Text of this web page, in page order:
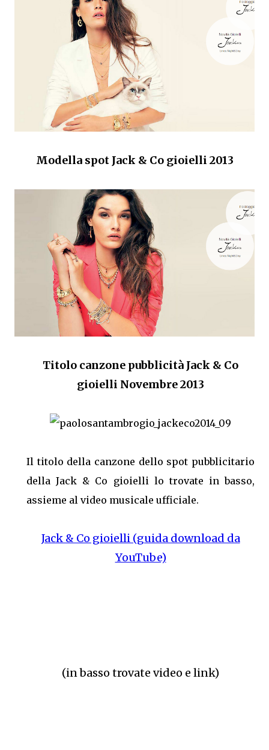
Modella spot Jack & Co gioielli 2013
Titolo canzone pubblicità Jack & Co
gioielli Novembre 2013
Il titolo della canzone dello spot pubblicitario
della Jack & Co gioielli lo trovate in basso,
assieme al video musicale ufficiale.
Jack & Co gioielli (guida download da
YouTube)
(in basso trovate video e link)